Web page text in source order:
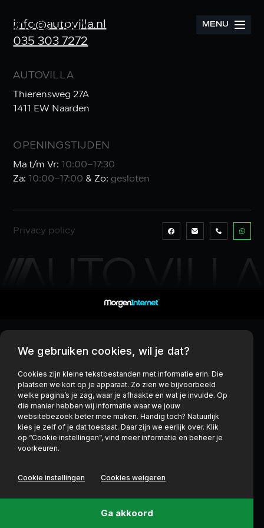
MENU
info@autovilla.nl
035 303 7272
AUTOVILLA
Thierensweg 27A
1411 EW Naarden
OPENINGSTIJDEN
Ma t/m Vr:
10:00–17:30
Za:
10:00–17:00 & Zo: gesloten
Privacy policy
We gebruiken cookies, wil je dat?
Cookies zijn kleine tekstbestanden met informatie erin. Die
plaatsen we kort op je apparaat. Zo zien we bijvoorbeeld
welke pagina’s je zag, waar je afhaakte en wat je invulde. Op
die manier hebben wij informatie waar we jouw
websitebezoek beter mee maken. Handig toch? Natuurlijk
kies je zelf of je dat toestaat. Daar zijn we eerlijk over. Klik
op “Cookie instellingen”, vind meer informatie en beheer je
voorkeuren.
Cookie instellingen Cookies weigeren
Ga akkoord